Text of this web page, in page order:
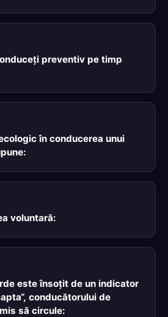
preventiv pe timp
în conducerea unui
voluntară:
este însoţit de un indicator
conducătorului de
să circule: